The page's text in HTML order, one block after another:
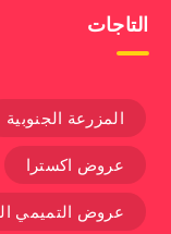
التاجات
المزرعة الجنوبية
عروض اكسترا
عروض التميمي